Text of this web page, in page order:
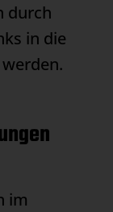
durch
in die
im